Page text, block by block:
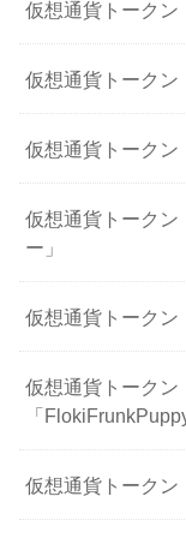
仮想通貨トークン
仮想通貨トークン
仮想通貨トークン
仮想通貨トークン
ー」
仮想通貨トークン
仮想通貨トークン
「
仮想通貨トークン